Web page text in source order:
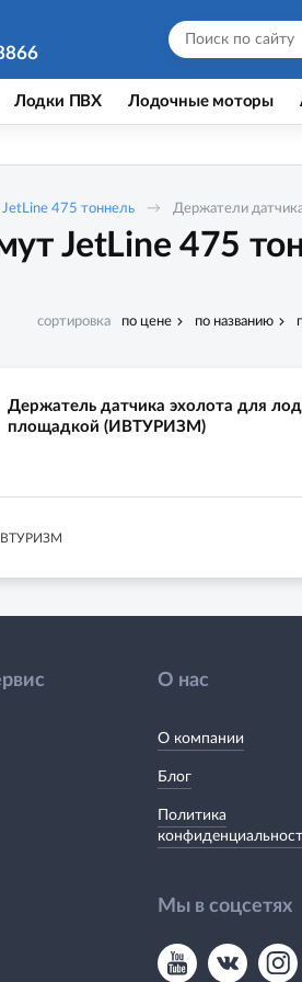
Лодки ПВХ Лодочные моторы
475 тоннель Держатели
JetLine 475
сортировка по цене по названию
Держатель датчика эхолота для
площадкой (ИВТУРИЗМ)
О нас
О компании
Блог
Политика
Мы в соцсетях